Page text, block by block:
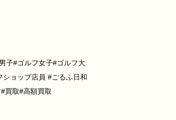
子#ゴルフ女子#ゴルフ大
ョップ店員 #ごるふ日和
買取#高額買取